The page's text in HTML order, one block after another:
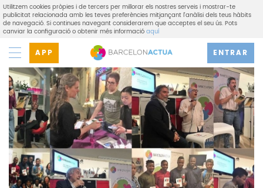
Utilitzem cookies pròpies i de tercers per millorar els nostres serveis i mostrar-te
publicitat relacionada amb les teves preferències mitjançant l'anàlisi dels teus hàbits
de navegació. Si continues navegant considerarem que acceptes el seu ús. Pots
canviar la configuració o obtenir més informacióaquí
APP ENTRAR